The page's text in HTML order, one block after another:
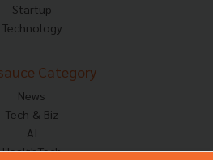
Startup
Technology
Category
News
Tech & Biz
AI
HealthTech